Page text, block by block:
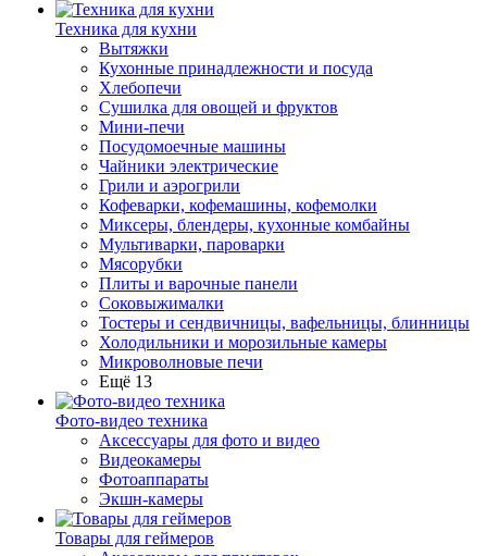
Техника для кухни
Вытяжки
Кухонные принадлежности и посуда
Хлебопечи
Сушилка для овощей и фруктов
Мини-печи
Посудомоечные машины
Чайники электрические
Грили и аэрогрили
Кофеварки, кофемашины, кофемолки
Миксеры, блендеры, кухонные комбайны
Мультиварки, пароварки
Мясорубки
Плиты и варочные панели
Соковыжималки
Тостеры и сендвичницы, вафельницы, блинницы
Холодильники и морозильные камеры
Микроволновые печи
Ещё 13
Фото-видео техника
Аксессуары для фото и видео
Видеокамеры
Фотоаппараты
Экшн-камеры
Товары для геймеров